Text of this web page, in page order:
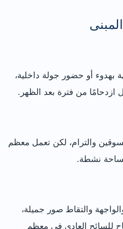
بهدوء أو حضور جولة داخلية،
من فترة بعد الظهر.
والترام، لكن تعمل معظم
نشطة.
والتقاط صور جميلة،
للسائح العادي في معظم